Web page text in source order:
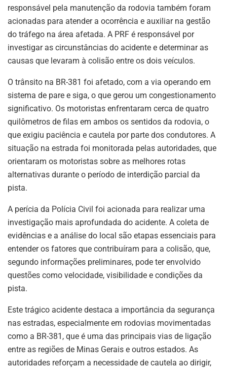
responsável pela manutenção da rodovia também foram
acionadas para atender a ocorrência e auxiliar na gestão
do tráfego na área afetada. A PRF é responsável por
investigar as circunstâncias do acidente e determinar as
causas que levaram à colisão entre os dois veículos.
O trânsito na BR-381 foi afetado, com a via operando em
sistema de pare e siga, o que gerou um congestionamento
significativo. Os motoristas enfrentaram cerca de quatro
quilômetros de filas em ambos os sentidos da rodovia, o
que exigiu paciência e cautela por parte dos condutores. A
situação na estrada foi monitorada pelas autoridades, que
orientaram os motoristas sobre as melhores rotas
alternativas durante o período de interdição parcial da
pista.
A perícia da Polícia Civil foi acionada para realizar uma
investigação mais aprofundada do acidente. A coleta de
evidências e a análise do local são etapas essenciais para
entender os fatores que contribuíram para a colisão, que,
segundo informações preliminares, pode ter envolvido
questões como velocidade, visibilidade e condições da
pista.
Este trágico acidente destaca a importância da segurança
nas estradas, especialmente em rodovias movimentadas
como a BR-381, que é uma das principais vias de ligação
entre as regiões de Minas Gerais e outros estados. As
autoridades reforçam a necessidade de cautela ao dirigir,